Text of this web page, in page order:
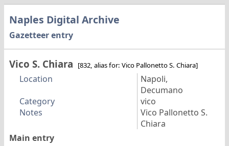
Naples Digital Archive
Gazetteer entry
Vico S. Chiara [832, alias for: Vico Pallonetto S. Chiara]
Location
Napoli,
Decumano
Category
vico
Notes
Vico Pallonetto S.
Chiara
Main entry